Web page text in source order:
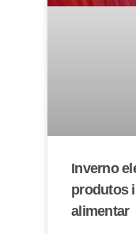
Inverno
produtos
alimentar